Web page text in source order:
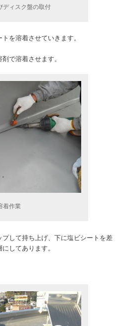
ディスク盤の取付
を溶着させていきます。
で溶着させます。
着作業
して持ち上げ、下に塩ビシートを差
してあります。